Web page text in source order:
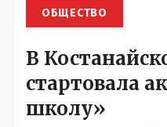
ОБЩЕСТВО
В
стартовала
школу»